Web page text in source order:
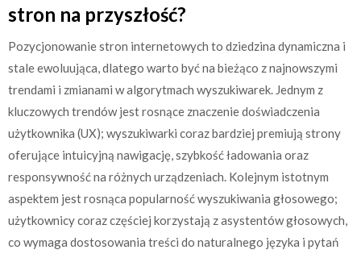
stron na przyszłość?
Pozycjonowanie stron internetowych to dziedzina dynamiczna i
stale ewoluująca, dlatego warto być na bieżąco z najnowszymi
trendami i zmianami w algorytmach wyszukiwarek. Jednym z
kluczowych trendów jest rosnące znaczenie doświadczenia
użytkownika (UX); wyszukiwarki coraz bardziej premiują strony
oferujące intuicyjną nawigację, szybkość ładowania oraz
responsywność na różnych urządzeniach. Kolejnym istotnym
aspektem jest rosnąca popularność wyszukiwania głosowego;
użytkownicy coraz częściej korzystają z asystentów głosowych,
co wymaga dostosowania treści do naturalnego języka i pytań